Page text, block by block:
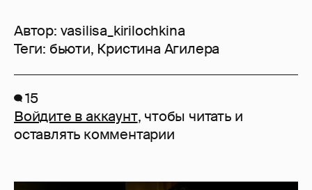
Автор: vasilisa_kirilochkina
Теги: бьюти, Кристина Агилера
15
Войдите в аккаунт, чтобы читать и
оставлять комментарии